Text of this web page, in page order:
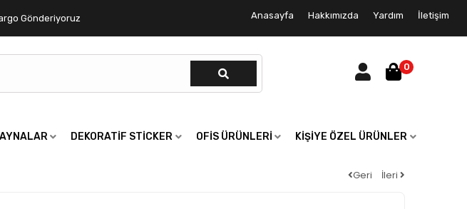
Gönderiyoruz Anasayfa Hakkımızda Yardım İletişim
0
DEKORATIF STICKER OFIS ÜRÜNLERI KIŞIYE ÖZEL ÜRÜNLER
Geri İleri